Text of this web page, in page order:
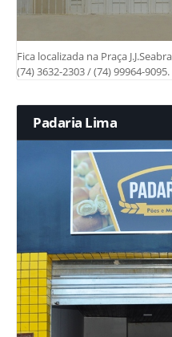
Fica localizada na Praça
(74) 3632-2303 / (74) 99964-9095.
Padaria Lima